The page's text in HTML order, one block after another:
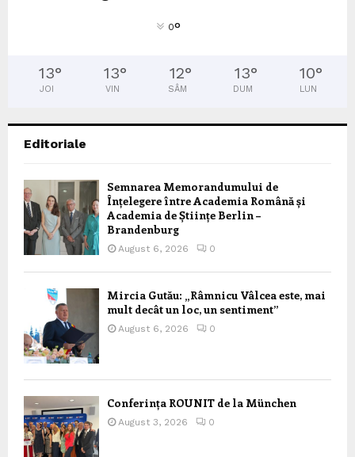
0°
13°
JOI
13°
VIN
12°
SÂM
13°
DUM
10°
LUN
Editoriale
Semnarea Memorandumului de
Înțelegere între Academia Română și
Academia de Științe Berlin –
Brandenburg
August 6, 2026 0
Mircia Gutău: „Râmnicu Vâlcea este, mai
mult decât un loc, un sentiment”
August 6, 2026 0
Conferința ROUNIT de la München
August 3, 2026 0